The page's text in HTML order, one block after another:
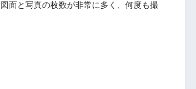
面と写真の枚数が非常に多く、何度も撮